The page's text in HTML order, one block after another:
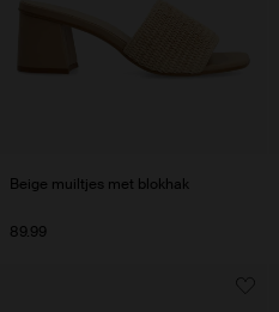
Beige muiltjes met blokhak
89.99